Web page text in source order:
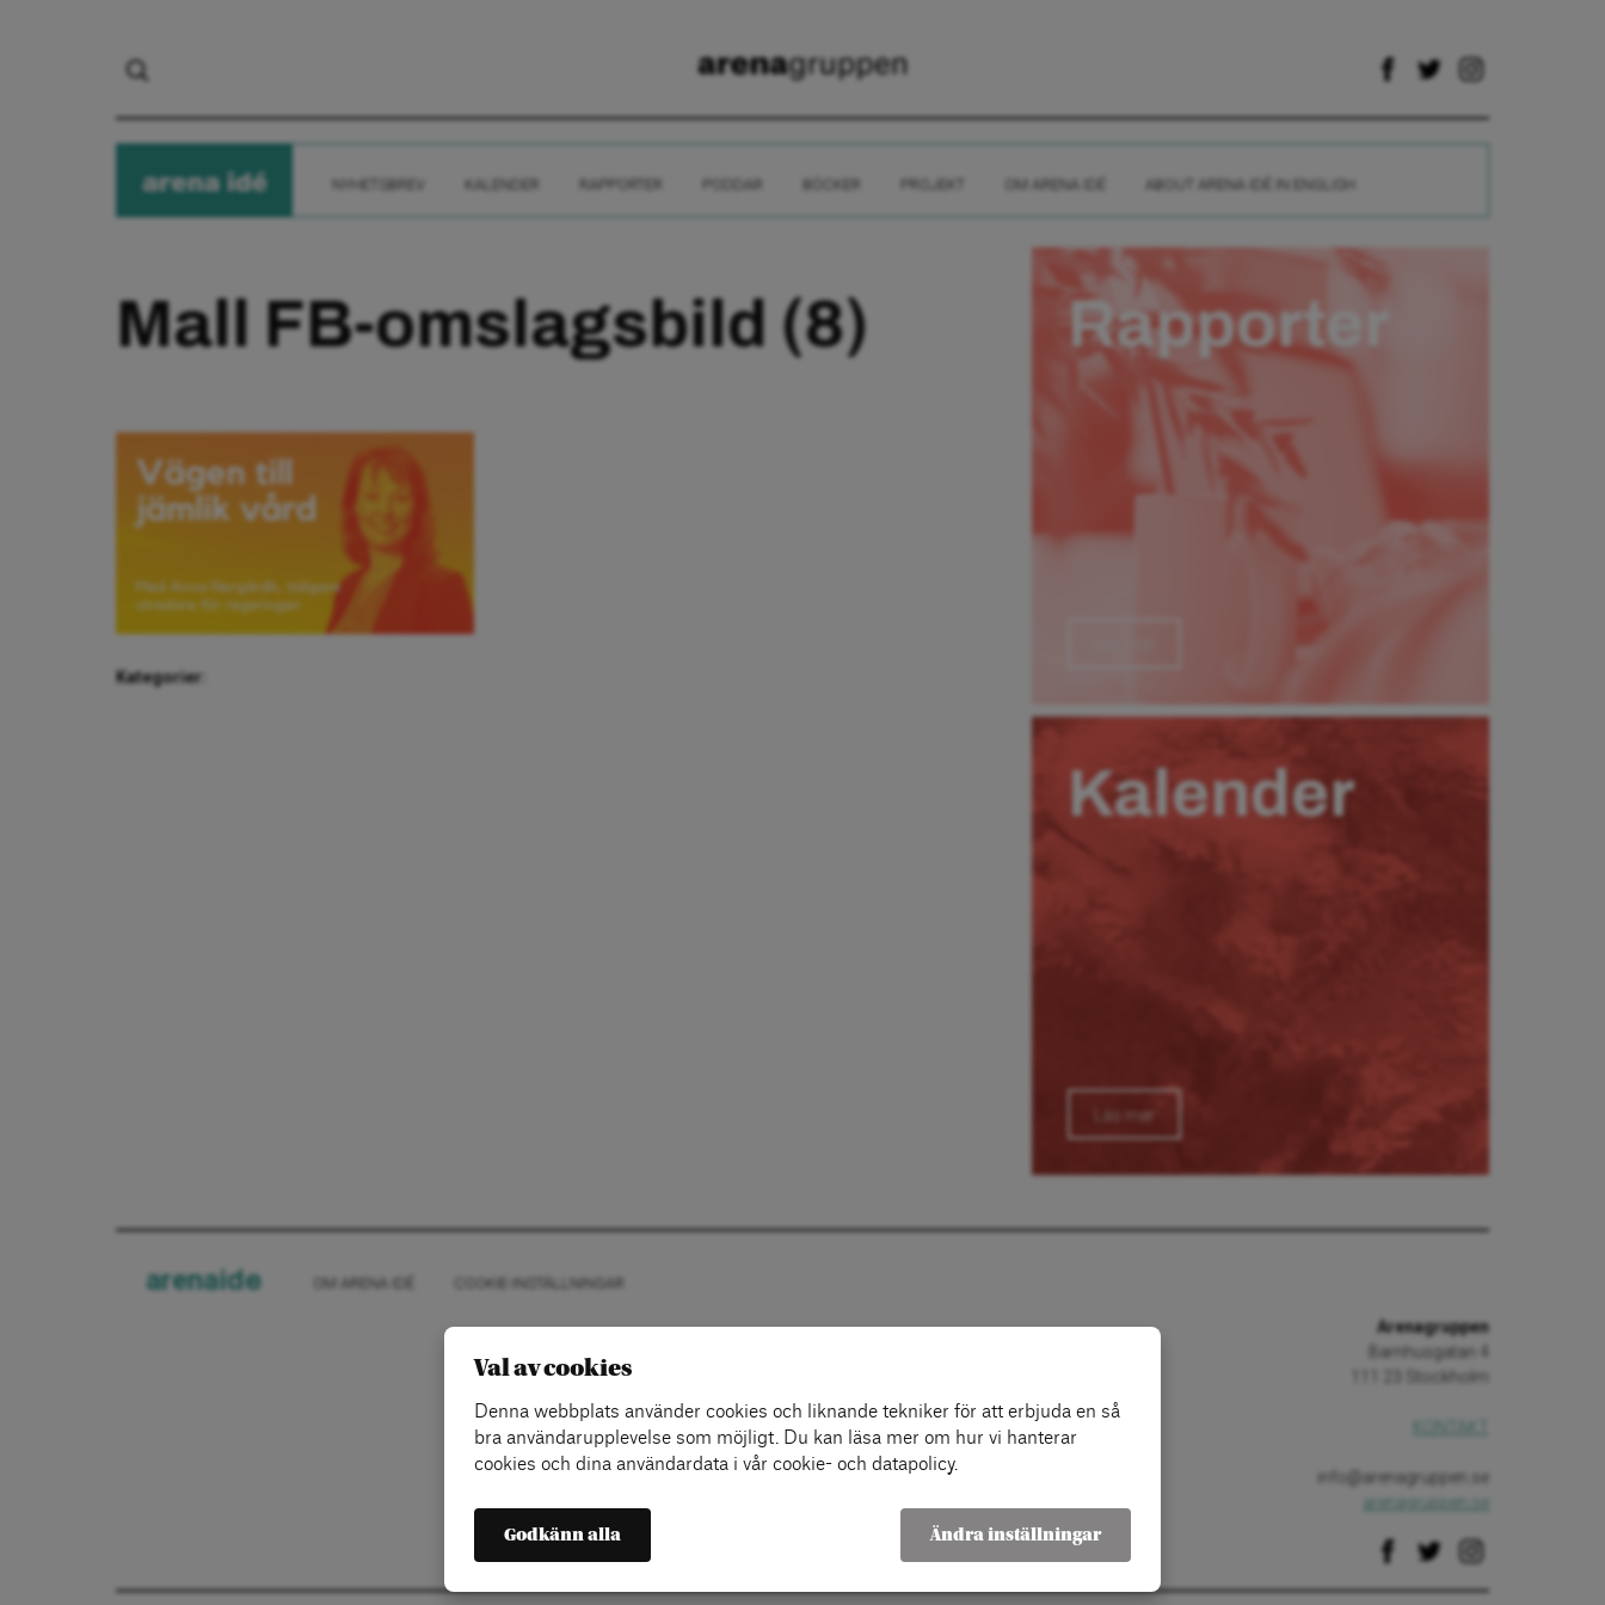
arenaide KALENDER RAPPORTER BÖCKER PROJEKT OM ARENA IDÉ ABOUT ARENA IDÉ IN ENGLISH
Mall FB-omslagsbild (8)
Kategorier:
Rapporter
Kalender
Läs mer
arenaide OM ARENA IDÉ COOKIE-INSTÄLLNINGAR
Arenagruppen
Barnhusgatan 4
111 23 Stockholm
info@arenagruppen.se
arenagruppen.se
Val av cookies
Denna webbplats använder cookies och liknande tekniker för att erbjuda en så
bra användarupplevelse som möjligt. Du kan läsa mer om hur vi hanterar
cookies och dina användardata i vår cookie- och datapolicy.
Godkänn alla Ändra inställningar